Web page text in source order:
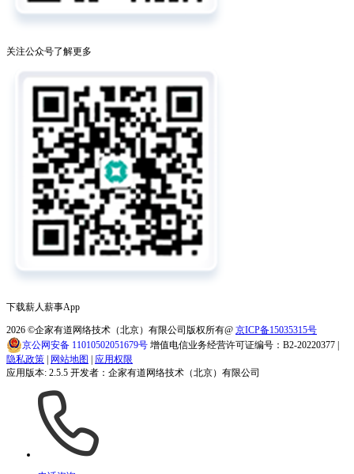
关注公众号了解更多
下载薪人薪事App
2026 ©企家有道网络技术（北京）有限公司版权所有@ 京ICP备15035315号
京公网安备 11010502051679号 增值电信业务经营许可证编号：B2-20220377 |
隐私政策
网站地图
应用权限
应用版本: 2.5.5 开发者：企家有道网络技术（北京）有限公司